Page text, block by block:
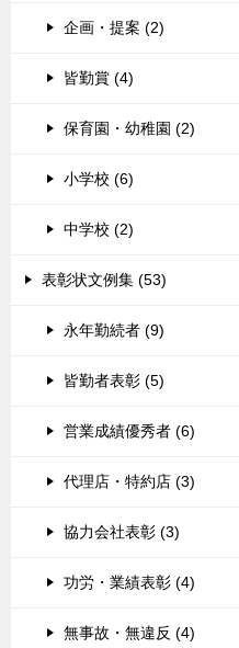
企画・提案 (2)
皆勤賞 (4)
保育園・幼稚園 (2)
小学校 (6)
中学校 (2)
表彰状文例集 (53)
永年勤続者 (9)
皆勤者表彰 (5)
営業成績優秀者 (6)
代理店・特約店 (3)
協力会社表彰 (3)
功労・業績表彰 (4)
無事故・無違反 (4)